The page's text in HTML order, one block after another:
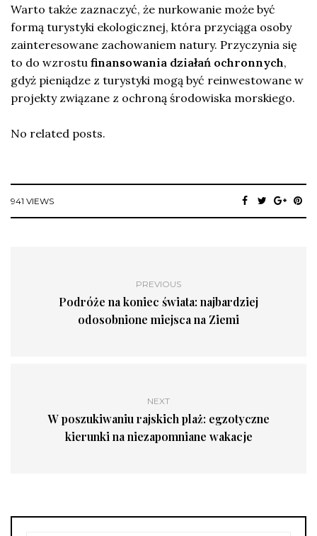
Warto także zaznaczyć, że nurkowanie może być
formą turystyki ekologicznej, która przyciąga osoby
zainteresowane zachowaniem natury. Przyczynia się
to do wzrostu finansowania działań ochronnych,
gdyż pieniądze z turystyki mogą być reinwestowane w
projekty związane z ochroną środowiska morskiego.
No related posts.
941 VIEWS
PREVIOUS
Podróże na koniec świata: najbardziej
odosobnione miejsca na Ziemi
NEXT
W poszukiwaniu rajskich plaż: egzotyczne
kierunki na niezapomniane wakacje